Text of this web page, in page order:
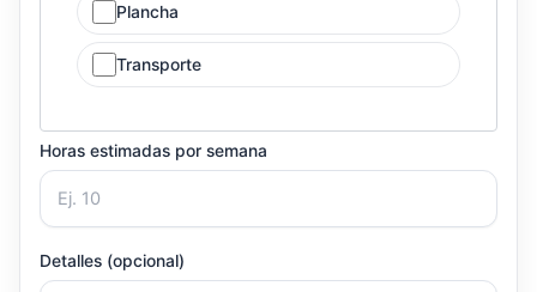
Plancha
Transporte
Horas estimadas por semana
Detalles (opcional)